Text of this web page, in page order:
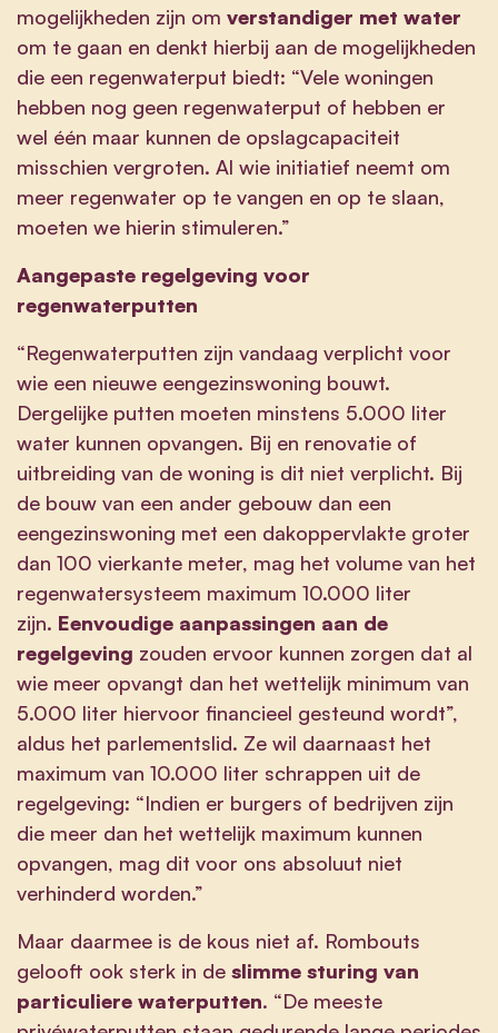
mogelijkheden zijn om verstandiger met water
om te gaan en denkt hierbij aan de mogelijkheden
die een regenwaterput biedt: “Vele woningen
hebben nog geen regenwaterput of hebben er
wel één maar kunnen de opslagcapaciteit
misschien vergroten. Al wie initiatief neemt om
meer regenwater op te vangen en op te slaan,
moeten we hierin stimuleren.”
Aangepaste regelgeving voor
regenwaterputten
“Regenwaterputten zijn vandaag verplicht voor
wie een nieuwe eengezinswoning bouwt.
Dergelijke putten moeten minstens 5.000 liter
water kunnen opvangen. Bij en renovatie of
uitbreiding van de woning is dit niet verplicht. Bij
de bouw van een ander gebouw dan een
eengezinswoning met een dakoppervlakte groter
dan 100 vierkante meter, mag het volume van het
regenwatersysteem maximum 10.000 liter
zijn. Eenvoudige aanpassingen aan de
regelgeving zouden ervoor kunnen zorgen dat al
wie meer opvangt dan het wettelijk minimum van
5.000 liter hiervoor financieel gesteund wordt”,
aldus het parlementslid. Ze wil daarnaast het
maximum van 10.000 liter schrappen uit de
regelgeving: “Indien er burgers of bedrijven zijn
die meer dan het wettelijk maximum kunnen
opvangen, mag dit voor ons absoluut niet
verhinderd worden.”
Maar daarmee is de kous niet af. Rombouts
gelooft ook sterk in de slimme sturing van
particuliere waterputten. “De meeste